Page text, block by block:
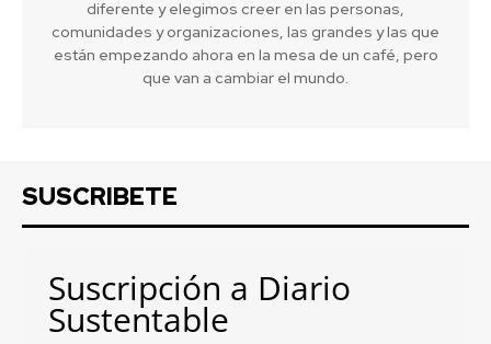
diferente y elegimos creer en las personas,
comunidades y organizaciones, las grandes y las que
están empezando ahora en la mesa de un café, pero
que van a cambiar el mundo.
SUSCRIBETE
Suscripción a Diario
Sustentable